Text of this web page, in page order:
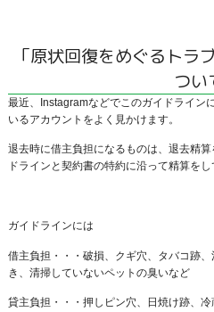
「原状回復をめぐるトラ
つい
最近、Instagramなどでこのガイドライン
いるアカウントをよく見かけます。
退去時に借主負担になるものは、退去精
ドラインと契約書の特約に沿って精算をし
ガイドラインには
借主負担・・・破損、クギ穴、タバコ跡
き、清掃していないペットの臭いなど
貸主負担・・・押しピン穴、日焼け跡、